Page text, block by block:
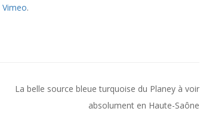
Vimeo.
La belle source bleue turquoise du Planey à voir
absolument en Haute-Saône